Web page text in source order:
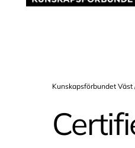
Kunskapsförbundet Väst